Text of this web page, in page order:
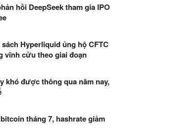
hồi DeepSeek tham gia IPO
Hyperliquid ủng hộ CFTC
vĩnh cửu theo giai đoạn
khó được thông qua năm nay,
tháng 7, hashrate giảm